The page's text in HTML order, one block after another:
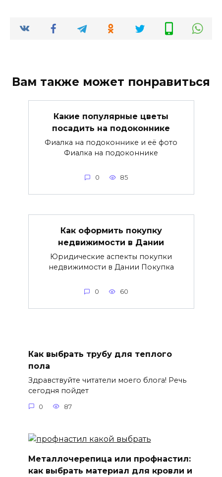
Вам также может понравиться
Какие популярные цветы
посадить на подоконнике
Фиалка на подоконнике и её фото
Фиалка на подоконнике
0 85
Как оформить покупку
недвижимости в Дании
Юридические аспекты покупки
недвижимости в Дании Покупка
0 60
Как выбрать трубу для теплого
пола
Здравствуйте читатели моего блога! Речь
сегодня пойдет
0 87
Металлочерепица или профнастил:
как выбрать материал для кровли и